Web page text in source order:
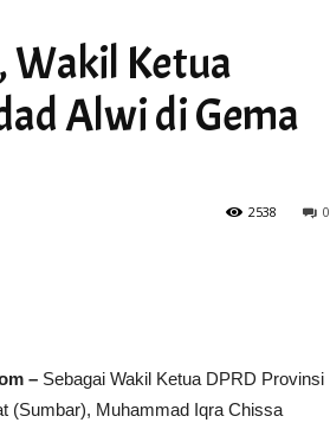
Time
Wakil Ketua
Alwi di Gema
0
2538
– Sebagai Wakil Ketua DPRD Provinsi
(Sumbar), Muhammad Iqra Chissa